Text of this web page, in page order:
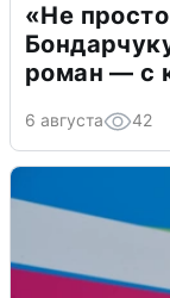
«Не
роман — с
6 августа 42